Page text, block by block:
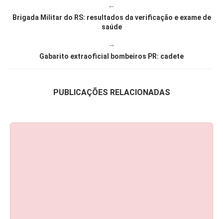
←
Brigada Militar do RS: resultados da verificação e exame de
saúde
→
Gabarito extraoficial bombeiros PR: cadete
PUBLICAÇÕES RELACIONADAS